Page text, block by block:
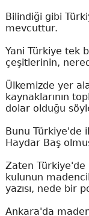
Bilindiği gibi
mevcuttur.
Yani Türkiye tek
çeşitlerinin,
Ülkemizde yer
kaynaklarının
dolar olduğu
Bunu Türkiye'de
Haydar Baş
Zaten Türkiye'de
kulunun
yazısı, nede bir
Ankara'da